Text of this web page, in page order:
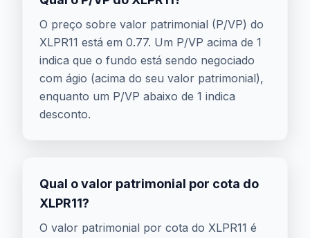
O preço sobre valor patrimonial (P/VP) do
XLPR11 está em 0.77. Um P/VP acima de 1
indica que o fundo está sendo negociado
com ágio (acima do seu valor patrimonial),
enquanto um P/VP abaixo de 1 indica
desconto.
Qual o valor patrimonial por cota do
XLPR11?
O valor patrimonial por cota do XLPR11 é